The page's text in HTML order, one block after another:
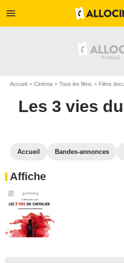
menu
Accueil Cinéma Tous les films Films
Les 3 vies
Accueil Bandes-annonces
Affiche